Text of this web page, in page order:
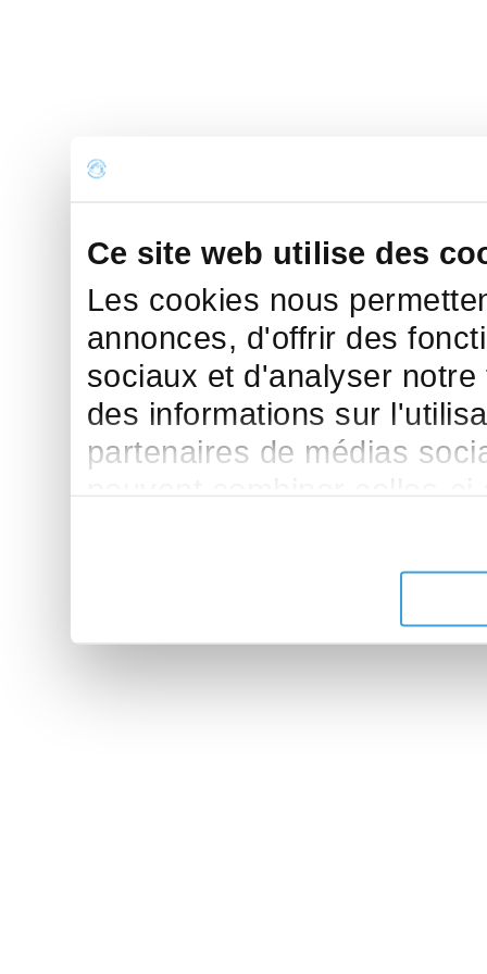
Ce site web utilise des
Les cookies nous
annonces, d'offrir des
sociaux et d'analyser
des informations sur
partenaires de médias